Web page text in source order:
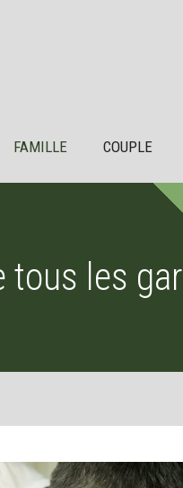
FAMILLE COUPLE
tous les